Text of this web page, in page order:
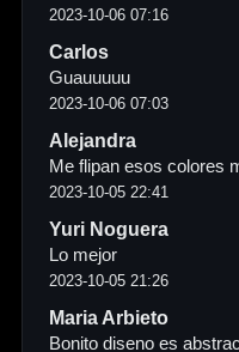
2023-10-06 07:16
Carlos
Guauuuuu
2023-10-06 07:03
Alejandra
Me flipan esos colores
2023-10-05 22:41
Yuri Noguera
Lo mejor
2023-10-05 21:26
Maria Arbieto
Bonito diseno es